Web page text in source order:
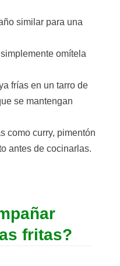
similar para una
omítela
frías en un tarro de
se mantengan
como curry, pimentón
antes de cocinarlas.
fritas?